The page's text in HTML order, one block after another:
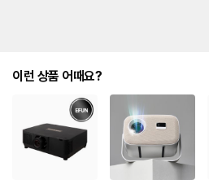
이런 상품 어때요?